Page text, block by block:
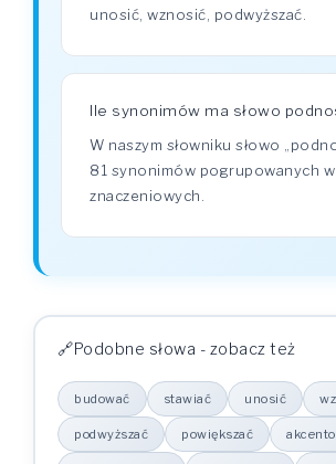
unosić, wznosić, podwyższać.
Ile synonimów ma słowo
W naszym słowniku słowo
81 synonimów pogrupowanych
znaczeniowych.
Podobne słowa - zobacz też
budować stawiać unosić
podwyższać powiększać